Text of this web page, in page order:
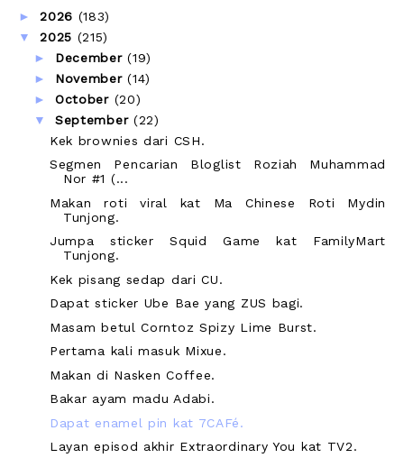
►2026 (183)
▼2025 (215)
► December(19)
► November(14)
► October (20)
▼ September (22)
Kek brownies dari CSH.
Segmen Pencarian Bloglist Roziah Muhammad
Nor #1 (...
Makan roti viral kat Ma Chinese Roti Mydin
Tunjong.
Jumpa sticker Squid Game kat FamilyMart
Tunjong.
Kek pisang sedap dari CU.
Dapat sticker Ube Bae yang ZUS bagi.
Masam betul Corntoz Spizy Lime Burst.
Pertama kali masuk Mixue.
Makan di Nasken Coffee.
Bakar ayam madu Adabi.
Dapat enamel pin kat 7CAFé.
Layan episod akhir Extraordinary You kat TV2.